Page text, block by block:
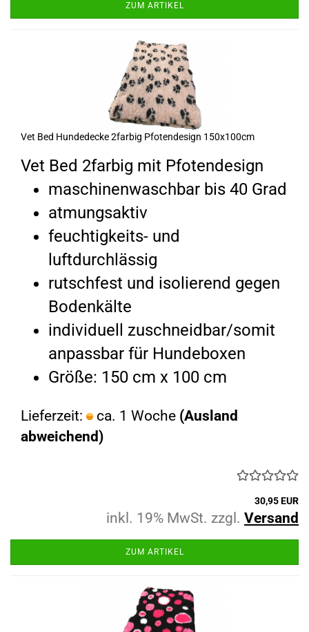
ZUM ARTIKEL
Vet Bed Hundedecke 2farbig Pfotendesign 150x100cm
Vet Bed 2farbig mit Pfotendesign
maschinenwaschbar bis 40 Grad
atmungsaktiv
feuchtigkeits- und
luftdurchlässig
rutschfest und isolierend gegen
Bodenkälte
individuell zuschneidbar/somit
anpassbar für Hundeboxen
Größe: 150 cm x 100 cm
Lieferzeit: ca. 1 Woche (Ausland
abweichend)
30,95 EUR
inkl. 19% MwSt. zzgl. Versand
ZUM ARTIKEL